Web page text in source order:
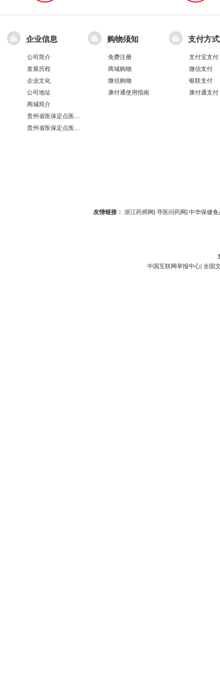
企业信息
公司简介
发展历程
企业文化
公司地址
商城简介
贵州省医保定点医疗机构医保服务情况表（第551分店）
贵州省医保定点医疗机构医保服务情况表（第100分店）
购物须知
免费注册
商城购物
微信购物
康付通使用指南
支付方式
支付宝支付
微信支付
银联支付
康付通支付
友情链接： 浙江药师网| 寻医问药网| 中华保健食
中国互联网举报中心| 全国